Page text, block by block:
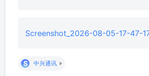
Screenshot_2026-08-05-17-47-
S 中兴通讯